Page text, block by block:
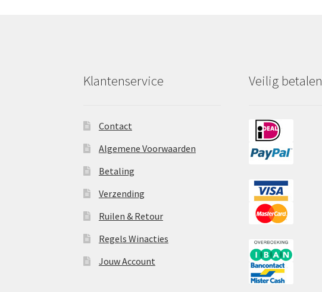
Klantenservice
Contact
Algemene Voorwaarden
Betaling
Verzending
Ruilen & Retour
Regels Winacties
Jouw Account
Veilig betalen